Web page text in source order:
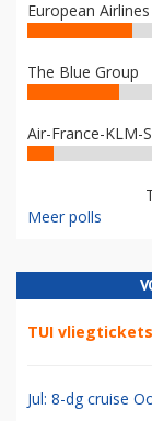
European
The Blue Group
Air-France-KLM-
Meer polls
TUI vliegtickets
Jul: 8-dg cruise